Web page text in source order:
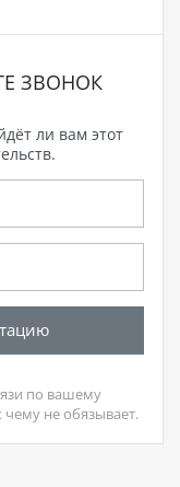
ЗВОНОК
ли вам этот
по вашему
чему не обязывает.